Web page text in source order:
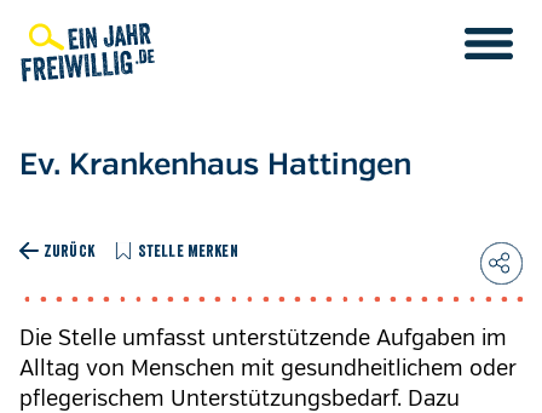
zum
Inhalt
Ev. Krankenhaus Hattingen
ZURÜCK STELLE MERKEN
Die Stelle umfasst unterstützende Aufgaben im
Alltag von Menschen mit gesundheitlichem oder
pflegerischem Unterstützungsbedarf. Dazu